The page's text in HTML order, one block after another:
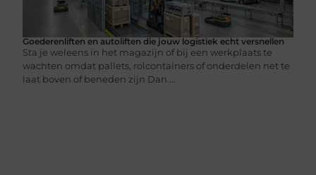
Goederenliften en autoliften die jouw logistiek echt versnellen
Sta je weleens in het magazijn of bij een werkplaats te
wachten omdat pallets, rolcontainers of onderdelen net te
laat boven of beneden zijn Dan ...